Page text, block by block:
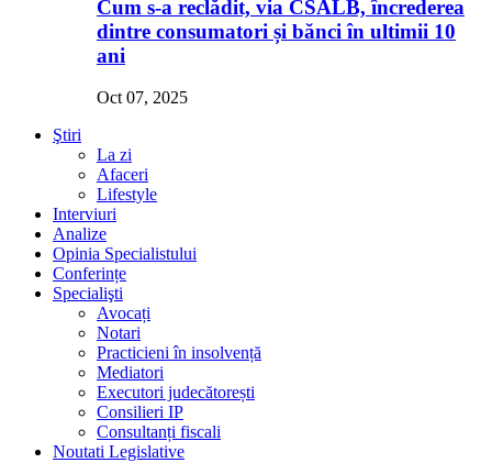
Cum s-a reclădit, via CSALB, încrederea
dintre consumatori și bănci în ultimii 10
ani
Oct 07, 2025
Ştiri
La zi
Afaceri
Lifestyle
Interviuri
Analize
Opinia Specialistului
Conferințe
Specialişti
Avocați
Notari
Practicieni în insolvență
Mediatori
Executori judecătorești
Consilieri IP
Consultanți fiscali
Noutati Legislative